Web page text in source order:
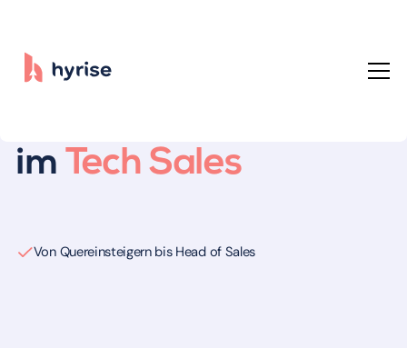
im Tech Sales
Von Quereinsteigern bis Head of Sales